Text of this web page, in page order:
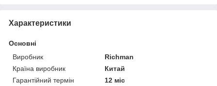
Характеристики
Основні
Виробник
Richman
Країна виробник
Китай
Гарантійний термін
12 міс